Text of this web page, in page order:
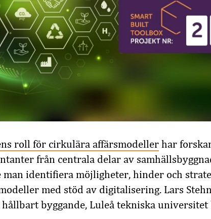
roll för cirkulära affärsmodeller har
från centrala delar av
man identifiera möjligheter, hinder och
med stöd av digitalisering. Lars
byggande, Luleå tekniska universitet